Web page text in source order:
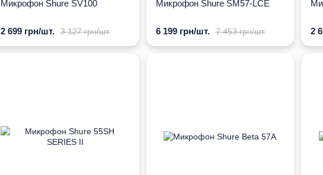
Микрофон Shure SV100
3 127 грн/шт.
2 699 грн/шт.
Микрофон Shure SM57-LCE
7 453 грн/шт.
6 199 грн/шт. 2